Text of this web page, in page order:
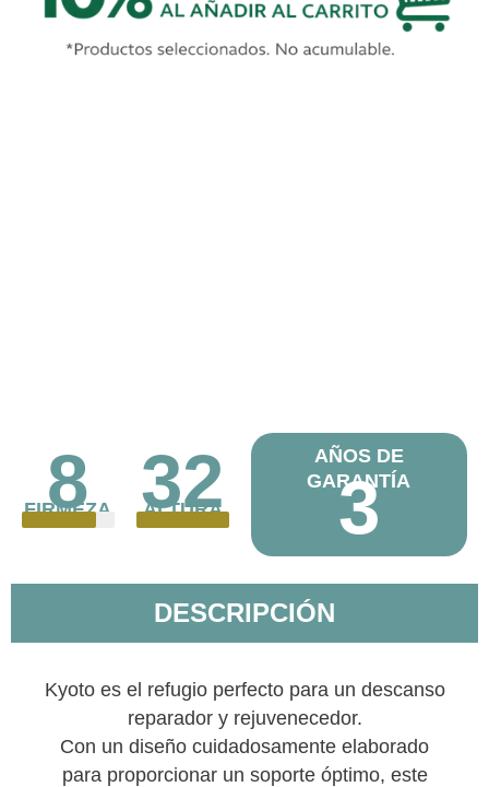
8
FIRMEZA 32
ALTURA
AÑOS DE
GARANTÍA
3
DESCRIPCIÓN
Kyoto es el refugio perfecto para un descanso
reparador y rejuvenecedor.
Con un diseño cuidadosamente elaborado
para proporcionar un soporte óptimo, este